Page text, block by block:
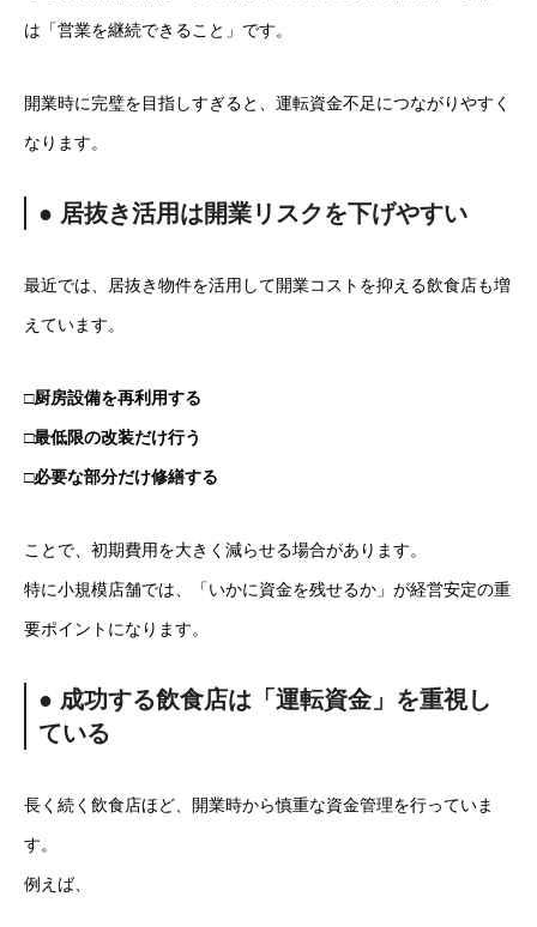
は「営業を継続できること」です。
開業時に完璧を目指しすぎると、運転資金不足につながりやすく
なります。
● 居抜き活用は開業リスクを下げやすい
最近では、居抜き物件を活用して開業コストを抑える飲食店も増
えています。
□厨房設備を再利用する
□最低限の改装だけ行う
□必要な部分だけ修繕する
ことで、初期費用を大きく減らせる場合があります。
特に小規模店舗では、「いかに資金を残せるか」が経営安定の重
要ポイントになります。
● 成功する飲食店は「運転資金」を重視し
ている
長く続く飲食店ほど、開業時から慎重な資金管理を行っていま
す。
例えば、